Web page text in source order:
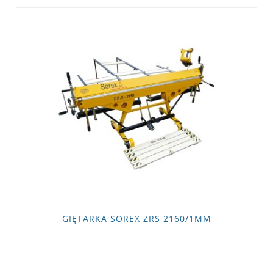
GIĘTARKA SOREX ZRS 2160/1MM